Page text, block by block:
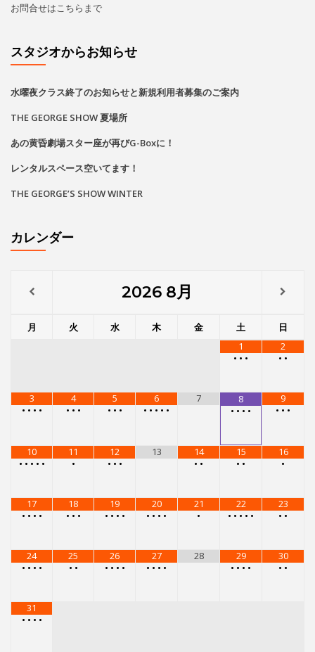
お問合せはこちら まで
スタジオからお知らせ
水曜夜クラス終了のお知らせと新規利用者募集のご案内
THE GEORGE SHOW 夏場所
あの黄昏劇場スター座が再びG-Boxに！
レンタルスペース空いてます！
THE GEORGE’S SHOW WINTER
カレンダー
2026 8月
月 火 水 木 金 土
日
1
• • •
2
• •
3
• • • •
4
• • •
5
• • •
6
• • • • •
7
8
• • • •
9
• • •
10
• • • • •
11
•
12
• • •
13
14
• •
15
• •
16
•
17
• • • •
18
• • •
19
• • • •
20
• • • •
21
•
22
• • • • •
23
• •
24
• • • •
25
• •
26
• • • •
27
• • • •
28
29
• • • •
30
• •
31
• • • •